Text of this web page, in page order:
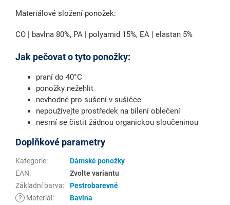
Materiálové složení ponožek:
CO | bavlna 80%, PA | polyamid 15%, EA | elastan 5%
Jak pečovat o tyto ponožky:
praní do 40°C
ponožky nežehlit
nevhodné pro sušení v sušičce
nepoužívejte prostředek na bílení oblečení
nesmí se čistit žádnou organickou sloučeninou
Doplňkové parametry
Kategorie:
Dámské ponožky
EAN:
Zvolte variantu
Základní barva:
Pestrobarevné
?
Materiál :
Bavlna